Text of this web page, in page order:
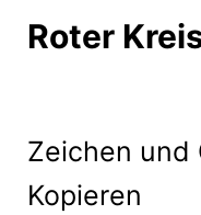
Roter
Zeichen und
Kopieren